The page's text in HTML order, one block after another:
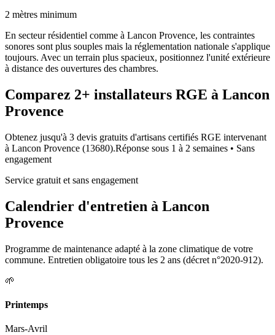
2 mètres minimum
En secteur résidentiel comme à Lancon Provence, les contraintes
sonores sont plus souples mais la réglementation nationale s'applique
toujours. Avec un terrain plus spacieux, positionnez l'unité extérieure
à distance des ouvertures des chambres.
Comparez 2+ installateurs RGE à Lancon
Provence
Obtenez jusqu'à 3 devis gratuits d'artisans certifiés RGE intervenant
à Lancon Provence (13680).Réponse sous 1 à 2 semaines • Sans
engagement
Service gratuit et sans engagement
Calendrier d'entretien à Lancon
Provence
Programme de maintenance adapté à la zone climatique de votre
commune. Entretien obligatoire tous les 2 ans (décret n°2020-912).
🌱
Printemps
Mars-Avril